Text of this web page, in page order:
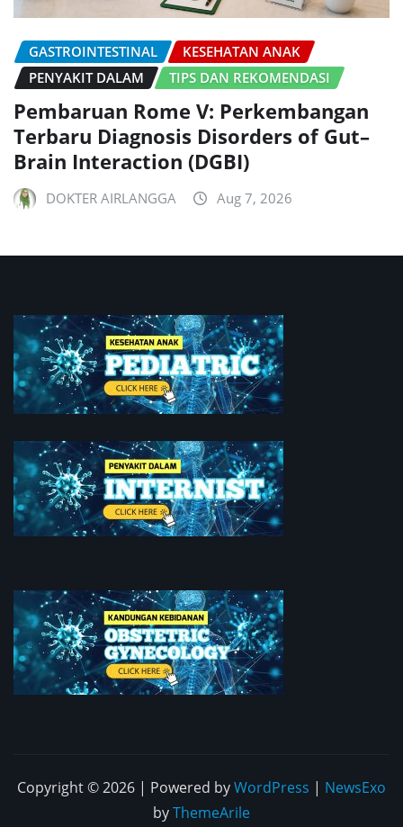
GASTROINTESTINAL
KESEHATAN ANAK
PENYAKIT DALAM
TIPS DAN REKOMENDASI
Pembaruan Rome V: Perkembangan
Terbaru Diagnosis Disorders of Gut–
Brain Interaction (DGBI)
DOKTER AIRLANGGA Aug 7, 2026
Copyright © 2026 | Powered byWordPress | NewsExo
byThemeArile